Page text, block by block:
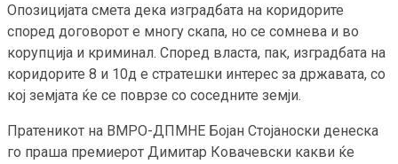
Опозицијата смета дека изградбата на коридорите
според договорот е многу скапа, но се сомнева и во
корупција и криминал. Според власта, пак, изградбата на
коридорите 8 и 10д е стратешки интерес за државата, со
кој земјата ќе се поврзе со соседните земји.
Пратеникот на ВМРО-ДПМНЕ Бојан Стојаноски денеска
го праша премиерот Димитар Ковачевски какви ќе